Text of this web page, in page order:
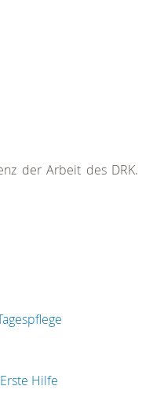
der Arbeit des DRK.
Erste Hilfe